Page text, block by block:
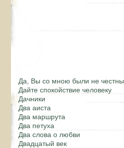
Да, Вы со мною были не честны
Дайте спокойствие человеку
Дачники
Два аиста
Два маршрута
Два петуха
Два слова о любви
Двадцатый век